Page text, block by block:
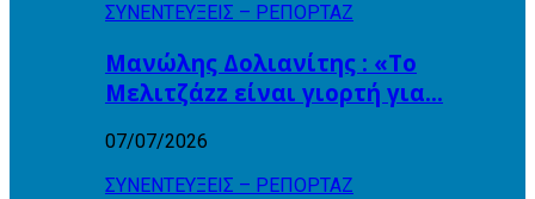
ΣΥΝΕΝΤΕΥΞΕΙΣ – ΡΕΠΟΡΤΑΖ
Μανώλης Δολιανίτης : «Το
Μελιτζάzz είναι γιορτή για…
07/07/2026
ΣΥΝΕΝΤΕΥΞΕΙΣ – ΡΕΠΟΡΤΑΖ